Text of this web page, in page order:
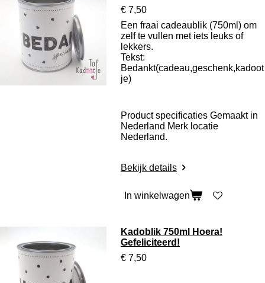
€ 7,50
Een fraai cadeaublik (750ml) om
zelf te vullen met iets leuks of
lekkers.
Tekst:
Bedankt(cadeau,geschenk,kadoot
je)
Product specificaties Gemaakt in
Nederland Merk locatie
Nederland.
Bekijk details
In winkelwagen
Kadoblik 750ml Hoera!
Gefeliciteerd!
€ 7,50